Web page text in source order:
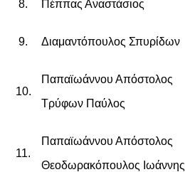
8. Πέππας Αναστάσιος
9. Διαμαντόπουλος Σπυρίδων
10.
Παπαϊωάννου Απόστολος
Τρύφων Παύλος
11.
Παπαϊωάννου Απόστολος
Θεοδωρακόπουλος Ιωάννης